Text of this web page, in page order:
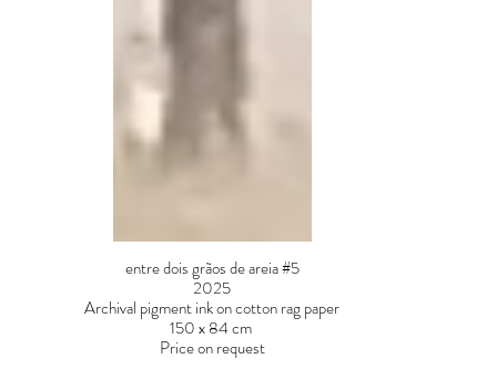
entre dois grãos de areia #5
2025
Archival pigment ink on cotton rag paper
150 x 84 cm
Price on request